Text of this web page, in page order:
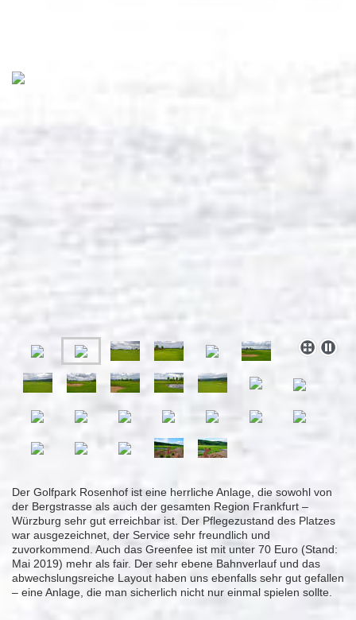
Der Golfpark Rosenhof ist eine herrliche Anlage, die sowohl von
der Bergstrasse als auch der gesamten Region Frankfurt –
Würzburg sehr gut erreichbar ist. Der Pflegezustand des Platzes
war ausgezeichnet, der Service sehr freundlich und
zuvorkommend. Auch das Greenfee ist mit unter 70 Euro (Stand:
Mai 2019) mehr als fair. Der sehr ebene Bahnverlauf und das
abwechslungsreiche Layout haben uns ebenfalls sehr gut gefallen
– eine Anlage, die man sicherlich nicht nur einmal spielen sollte.